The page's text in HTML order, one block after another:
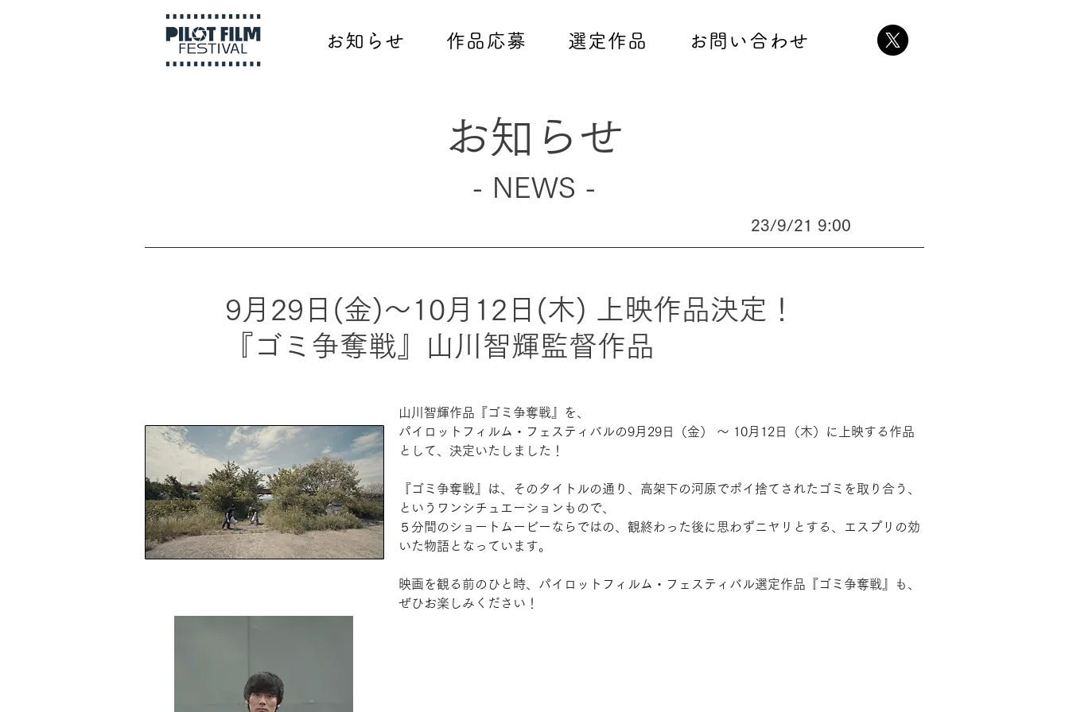
お知らせ 作品応募 選定作品 お問い合わせ
お知らせ
- NEWS -
23/9/21 9:00
9月29日(金)〜10月12日(木) 上映作品決定！
『ゴミ争奪戦』山川智輝監督作品
山川智輝作品『ゴミ争奪戦』を、
パイロットフィルム・フェスティバルの9月29日（金） 〜 10月12日（木）に上映する作品
として、決定いたしました！
『ゴミ争奪戦』は、そのタイトルの通り、高架下の河原でポイ捨てされたゴミを取り合う、
というワンシチュエーションもので、
５分間のショートムービーならではの、観終わった後に思わずニヤリとする、エスプリの効
いた物語となっています。
映画を観る前のひと時、パイロットフィルム・フェスティバル選定作品『ゴミ争奪戦』も、
ぜひお楽しみください！